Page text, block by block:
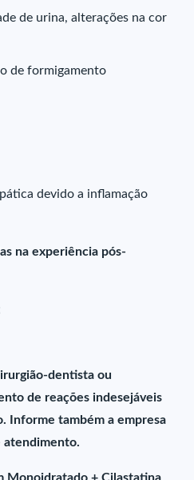
de urina, alterações na cor
de formigamento
devido a inflamação
na experiência pós-
dentista ou
de reações indesejáveis
Informe também a empresa
atendimento.